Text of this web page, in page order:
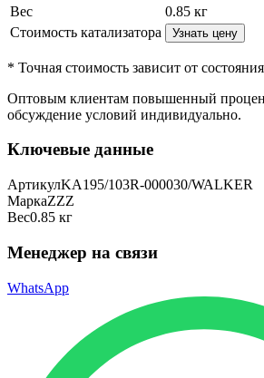
Вес
0.85 кг
Стоимость катализатора
Узнать цену
* Точная стоимость зависит от
Оптовым клиентам повышенный
обсуждение условий индивидуально.
Ключевые данные
АртикулKA195/103R-000030/WALKER
МаркаZZZ
Вес0.85 кг
Менеджер на связи
WhatsApp